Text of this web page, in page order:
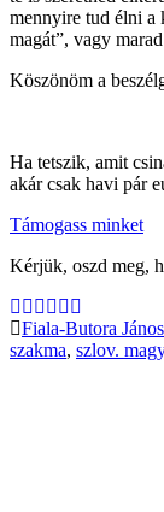
mennyire tud élni a
magát”, vagy
Köszönöm a
Ha tetszik, amit
akár csak havi pár
Támogass minket
Kérjük, oszd meg,
Fiala-Butora János
szakma, szlov.